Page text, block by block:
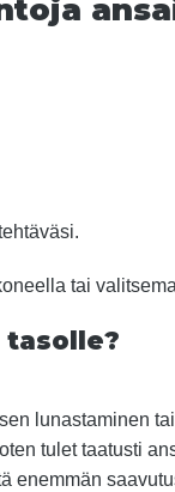
tai
lunastaminen
tulet taatusti
enemmän